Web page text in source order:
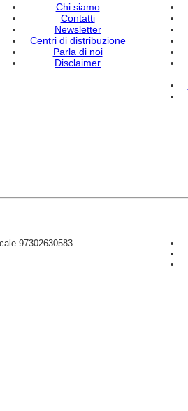
Chi siamo
Contatti
Newsletter
Centri di distribuzione
Parla di noi
Disclaimer
97302630583